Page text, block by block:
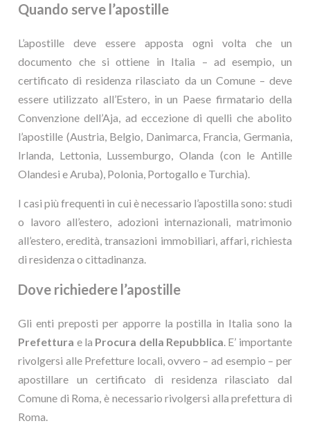
Quando serve l’apostille
L’apostille deve essere apposta ogni volta che un
documento che si ottiene in Italia – ad esempio, un
certificato di residenza rilasciato da un Comune – deve
essere utilizzato all’Estero, in un Paese firmatario della
Convenzione dell’Aja, ad eccezione di quelli che abolito
l’apostille (Austria, Belgio, Danimarca, Francia, Germania,
Irlanda, Lettonia, Lussemburgo, Olanda (con le Antille
Olandesi e Aruba), Polonia, Portogallo e Turchia).
I casi più frequenti in cui è necessario l’apostilla sono: studi
o lavoro all’estero, adozioni internazionali, matrimonio
all’estero, eredità, transazioni immobiliari, affari, richiesta
di residenza o cittadinanza.
Dove richiedere l’apostille
Gli enti preposti per apporre la postilla in Italia sono la
Prefettura e la Procura della Repubblica. E’ importante
rivolgersi alle Prefetture locali, ovvero – ad esempio – per
apostillare un certificato di residenza rilasciato dal
Comune di Roma, è necessario rivolgersi alla prefettura di
Roma.